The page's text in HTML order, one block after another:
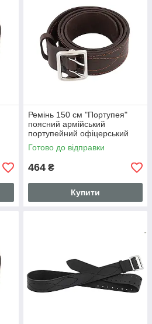
Ремінь 150 см "Портупея"
поясний армійський
портупейний офіцерський
ремінь пояс (шкіряний,
коричневий)
Готово до відправки
464 ₴
Купити